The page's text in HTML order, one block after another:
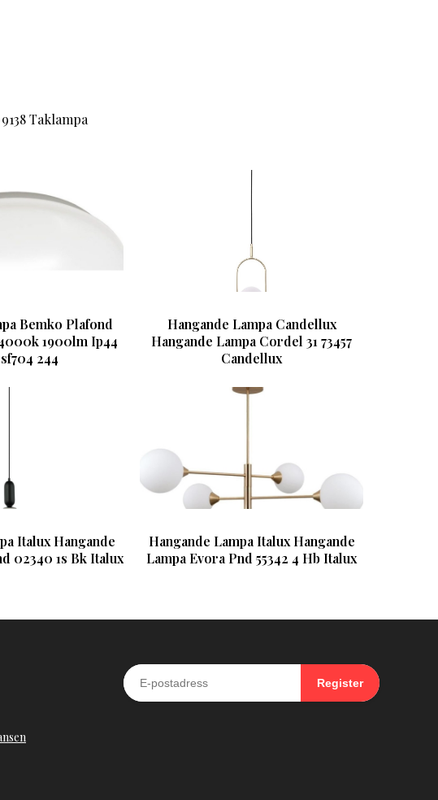
Taklampa
Bemko Plafond
1900lm Ip44
244
Hangande Lampa Candellux
Hangande Lampa Cordel 31 73457
Candellux
Italux Hangande
02340 1s Bk Italux
Hangande Lampa Italux Hangande
Lampa Evora Pnd 55342 4 Hb Italux
Register